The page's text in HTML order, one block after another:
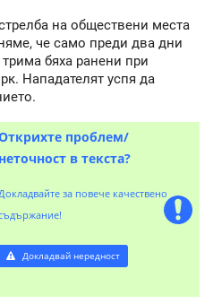
на обществени места
че само преди два дни
бяха ранени при
Нападателят успя да
проблем/
неточност в текста?
за повече качествено
Докладвай нередност